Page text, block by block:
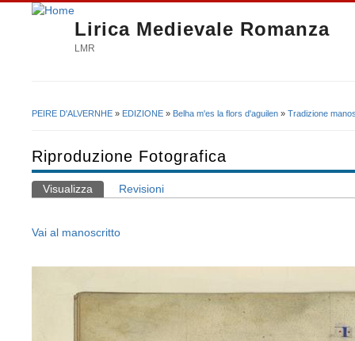
Lirica Medievale Romanza
LMR
PEIRE D'ALVERNHE » EDIZIONE » Belha m'es la flors d'aguilen » Tradizione
Riproduzione Fotografica
Schede primarie
Visualizza (scheda attiva)
Revisioni
Vai al manoscritto